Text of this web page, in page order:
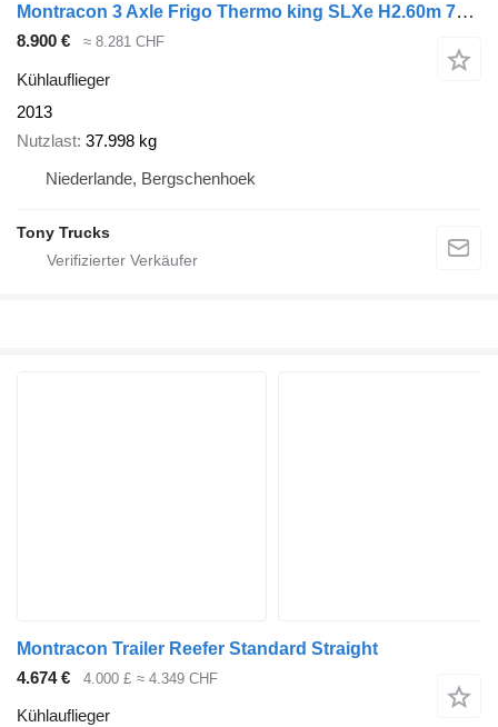
Montracon 3 Axle Frigo Thermo king SLXe H2.60m 7cm Side
8.900 € ≈ 8.281 CHF
Kühlauflieger
2013
Nutzlast 37.998 kg
Niederlande, Bergschenhoek
Tony Trucks
Montracon Trailer Reefer Standard Straight
4.674 €
4.000 £ ≈ 4.349 CHF
Kühlauflieger